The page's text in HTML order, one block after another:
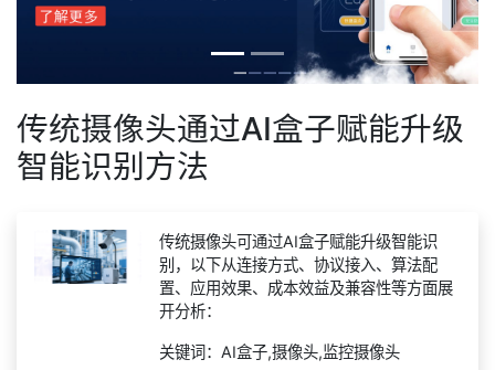
传统摄像头通过AI盒子赋能升级
智能识别方法
传统摄像头可通过AI盒子赋能升级智能识
别，以下从连接方式、协议接入、算法配
置、应用效果、成本效益及兼容性等方面展